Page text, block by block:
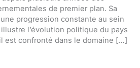
de premier plan. Sa
progression constante au sein
l’évolution politique du pays
est confronté dans le domaine […]